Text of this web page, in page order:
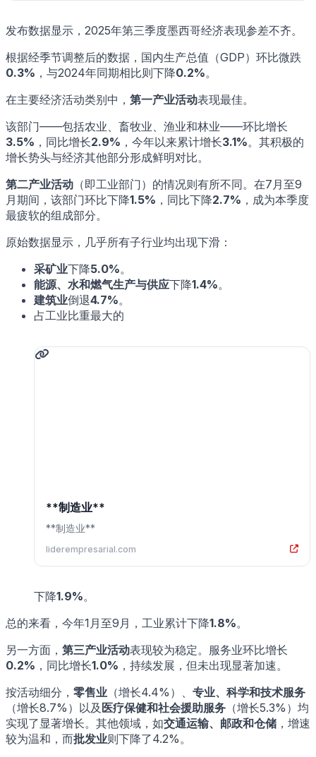
发布数据显示，2025年第三季度墨西哥经济表现参差不齐。
根据经季节调整后的数据，国内生产总值（GDP）环比微跌
0.3% ，与2024年同期相比则下降0.2%。
在主要经济活动类别中， 第一产业活动表现最佳。
该部门——包括农业、畜牧业、渔业和林业——环比增长
3.5% ，同比增长2.9% ，今年以来累计增长3.1%。其积极的
增长势头与经济其他部分形成鲜明对比。
第二产业活动 （即工业部门）的情况则有所不同。在7月至9
月期间，该部门环比下降1.5% ，同比下降2.7% ，成为本季度
最疲软的组成部分。
原始数据显示，几乎所有子行业均出现下滑：
采矿业下降5.0%。
能源、水和燃气生产与供应下降1.4%。
建筑业倒退4.7%。
占工业比重最大的
**制造业**
**制造业**
liderempresarial.com
下降1.9%。
总的来看，今年1月至9月，工业累计下降1.8%。
另一方面， 第三产业活动表现较为稳定。服务业环比增长
0.2% ，同比增长1.0% ，持续发展，但未出现显著加速。
按活动细分， 零售业 （增长4.4%）、 专业、科学和技术服务
（增长8.7%）以及 医疗保健和社会援助服务 （增长5.3%）均
实现了显著增长。其他领域，如交通运输、邮政和仓储 ，增速
较为温和，而批发业则下降了4.2%。